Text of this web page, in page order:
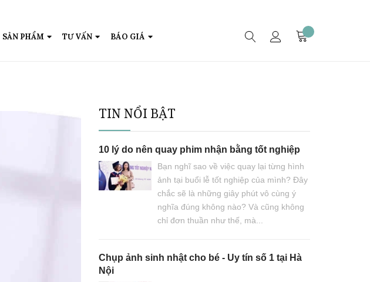
SẢN PHẨM TƯ VẤN BÁO GIÁ
TIN NỔI BẬT
10 lý do nên quay phim nhận bằng tốt nghiệp
Bạn nghĩ sao về việc quay lại từng hình
ảnh tại buổi lễ tốt nghiệp của mình? Đây
chắc sẽ là những giây phút vô cùng ý
nghĩa đúng không nào? Và cũng không
chỉ đơn thuần như thế, mà...
Chụp ảnh sinh nhật cho bé - Uy tín số 1 tại Hà
Nội